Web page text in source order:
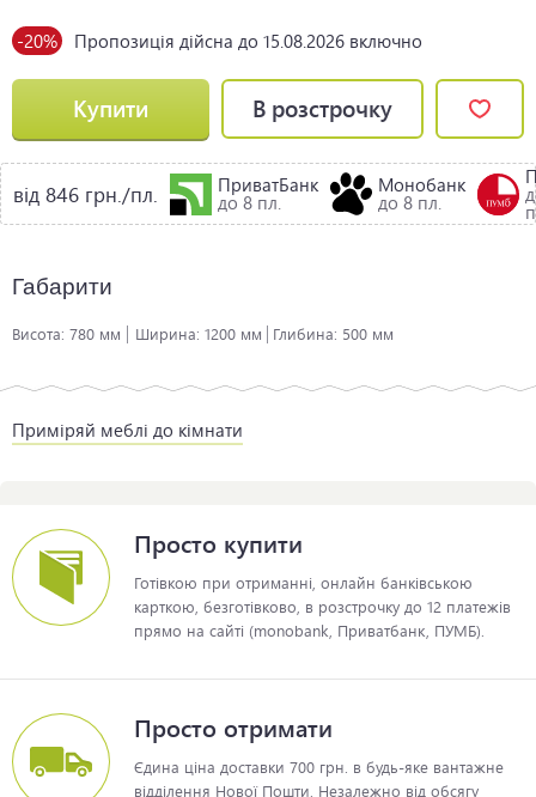
-20% Пропозиція дійсна до 15.08.2026 включно
Купити В розстрочку
від 846 грн./пл. ПриватБанк
до 8 пл.
Монобанк
до 8 пл.
Габарити
Висота: 780 мм Ширина: 1200 мм Глибина: 500 мм
Приміряй меблі до кімнати
Просто купити
Готівкою при отриманні, онлайн банківською
карткою, безготівково, в розстрочку до 12 платежів
прямо на сайті (monobank, Приватбанк, ПУМБ).
Просто отримати
Єдина ціна доставки 700 грн. в будь-яке вантажне
відділення Нової Пошти. Незалежно від обсягу